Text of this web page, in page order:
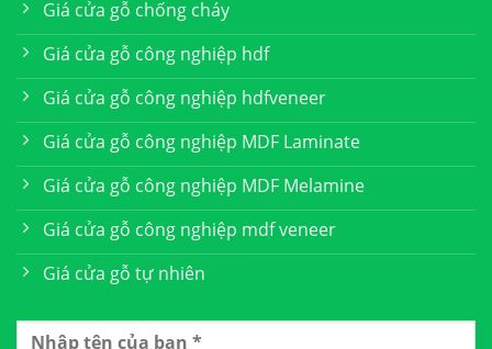
Giá cửa gỗ chống cháy
Giá cửa gỗ công nghiệp hdf
Giá cửa gỗ công nghiệp hdfveneer
Giá cửa gỗ công nghiệp MDF Laminate
Giá cửa gỗ công nghiệp MDF Melamine
Giá cửa gỗ công nghiệp mdf veneer
Giá cửa gỗ tự nhiên